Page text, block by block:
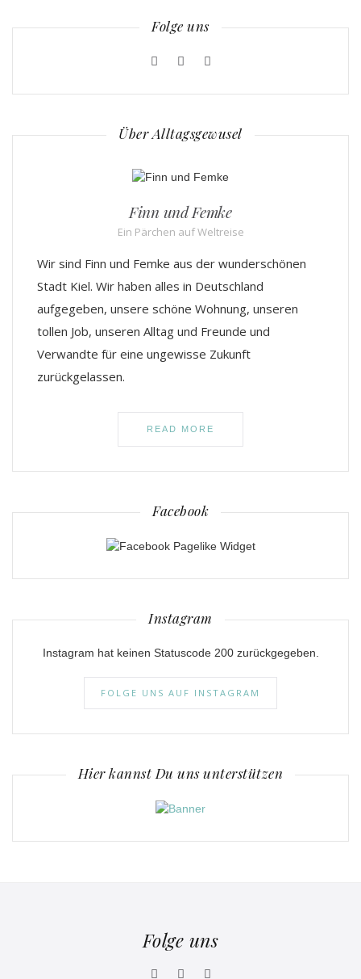
Folge uns
Über Alltagsgewusel
Finn und Femke
Ein Pärchen auf Weltreise
Wir sind Finn und Femke aus der wunderschönen
Stadt Kiel. Wir haben alles in Deutschland
aufgegeben, unsere schöne Wohnung, unseren
tollen Job, unseren Alltag und Freunde und
Verwandte für eine ungewisse Zukunft
zurückgelassen.
READ MORE
Facebook
Instagram
Instagram hat keinen Statuscode 200 zurückgegeben.
FOLGE UNS AUF INSTAGRAM
Hier kannst Du uns unterstützen
Folge uns